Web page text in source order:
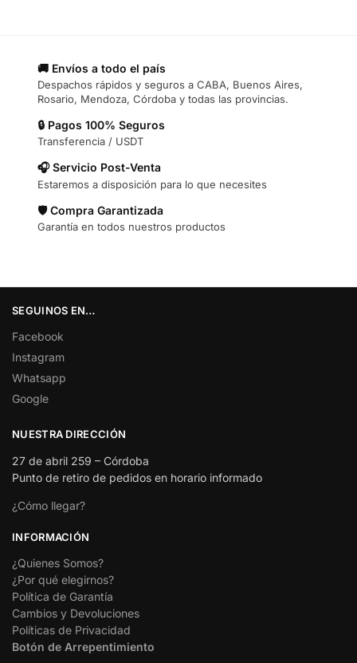
🚚 Envíos a todo el país
Despachos rápidos y seguros a CABA, Buenos Aires,
Rosario, Mendoza, Córdoba y todas las provincias.
🔒 Pagos 100% Seguros
Transferencia / USDT
🎧 Servicio Post-Venta
Estaremos a disposición para lo que necesites
🛡️ Compra Garantizada
Garantía en todos nuestros productos
SEGUINOS EN…
Facebook
Instagram
Whatsapp
Google
NUESTRA DIRECCIÓN
27 de abril 259 – Córdoba
Punto de retiro de pedidos en horario informado
¿Cómo llegar?
INFORMACIÓN
¿Quienes Somos?
¿Por qué elegirnos?
Política de Garantía
Cambios y Devoluciones
Políticas de Privacidad
Botón de Arrepentimiento